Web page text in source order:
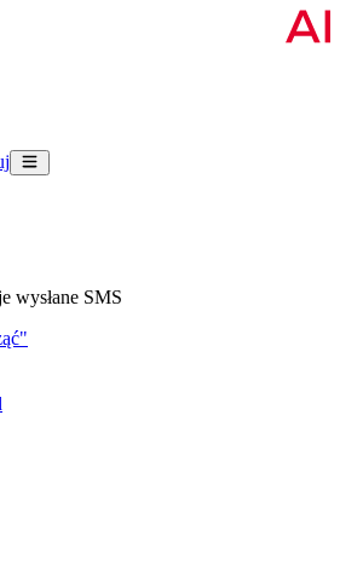
wysłane SMS